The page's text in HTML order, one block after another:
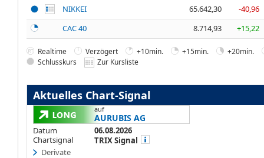
NIKKEI
65.642,30
-40,96
CAC 40
8.714,93 +15,22
Realtime Verzögert +10min. +15min.
+20min.
Schlusskurs
Zur Kursliste
Aktuelles Chart-Signal
auf
AURUBIS AG
Datum
06.08.2026
Chartsignal
TRIX Signal
Derivate